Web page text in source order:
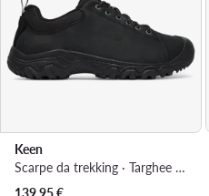
Keen
Scarpe da trekking · Targhee IV Oxford 1031647 · Nero